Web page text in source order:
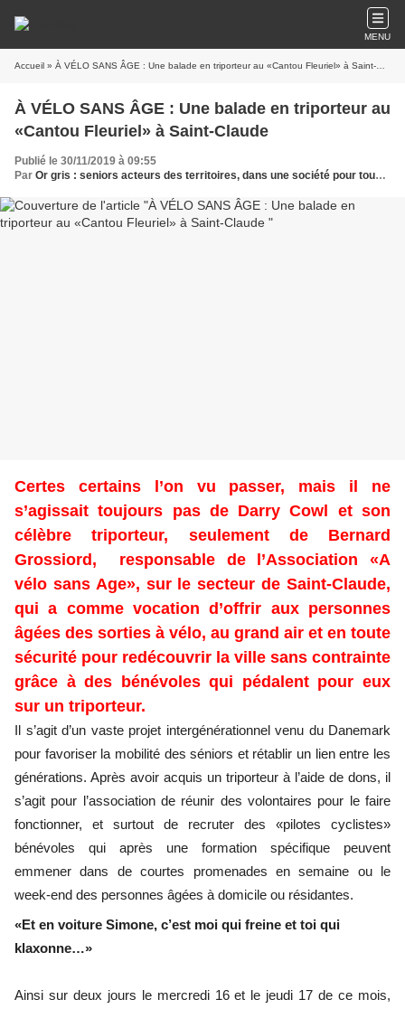
MENU
Accueil » À VÉLO SANS ÂGE : Une balade en triporteur au «Cantou Fleuriel» à Saint-Claude
À VÉLO SANS ÂGE : Une balade en triporteur au
«Cantou Fleuriel» à Saint-Claude
Publié le 30/11/2019 à 09:55
Par Or gris : seniors acteurs des territoires, dans une société pour tous les âges
Certes certains l’on vu passer, mais il ne
s’agissait toujours pas de Darry Cowl et son
célèbre triporteur, seulement de Bernard
Grossiord, responsable de l’Association «A
vélo sans Age», sur le secteur de Saint-Claude,
qui a comme vocation d’offrir aux personnes
âgées des sorties à vélo, au grand air et en toute
sécurité pour redécouvrir la ville sans contrainte
grâce à des bénévoles qui pédalent pour eux
sur un triporteur.
Il s’agit d’un vaste projet intergénérationnel venu du Danemark
pour favoriser la mobilité des séniors et rétablir un lien entre les
générations. Après avoir acquis un triporteur à l’aide de dons, il
s’agit pour l’association de réunir des volontaires pour le faire
fonctionner, et surtout de recruter des «pilotes cyclistes»
bénévoles qui après une formation spécifique peuvent
emmener dans de courtes promenades en semaine ou le
week-end des personnes âgées à domicile ou résidantes.
«Et en voiture Simone, c’est moi qui freine et toi qui
klaxonne…»
Ainsi sur deux jours le mercredi 16 et le jeudi 17 de ce mois,